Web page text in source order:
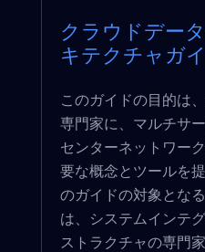
クラウドデー
キテクチャガ
このガイドの目的は
専門家に、マルチサ
センターネットワー
要な概念とツールを
のガイドの対象とな
は、システムインテ
ストラクチャの専門